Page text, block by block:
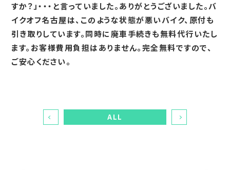
すか？」・・・と言っていました。ありがとうございました。バ
イクオフ名古屋は、このような状態が悪いバイク、原付も
引き取りしています。同時に廃車手続きも無料代行いたし
ます。お客様費用負担はありません。完全無料ですので、
ご安心ください。
ALL